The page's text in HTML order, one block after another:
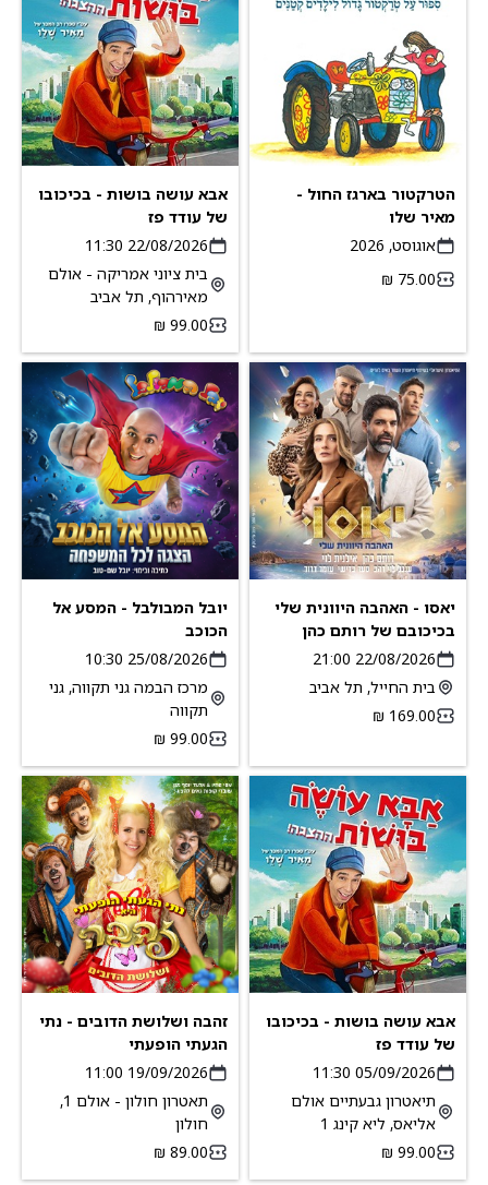
הטרקטור בארגז החול -
מאיר שלו
אוגוסט, 2026
אבא עושה בושות - בכיכובו
של עודד פז
22/08/2026 11:30
בית ציוני אמריקה - אולם
מאירהוף, תל אביב
יאסו - האהבה היוונית שלי
בכיכובם של רותם כהן
ואילנית לוי
22/08/2026 21:00
בית החייל, תל אביב
יובל המבולבל - המסע אל
הכוכב
25/08/2026 10:30
מרכז הבמה גני תקווה, גני
תקווה
אבא עושה בושות - בכיכובו
של עודד פז
05/09/2026 11:30
תיאטרון גבעתיים אולם
אליאס, ליא קינג 1
זהבה ושלושת הדובים - נתי
הגעתי הופעתי
19/09/2026 11:00
תאטרון חולון - אולם 1,
חולון